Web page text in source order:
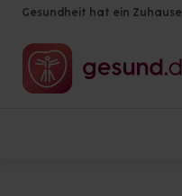
Gesundheit hat ein Zuhause